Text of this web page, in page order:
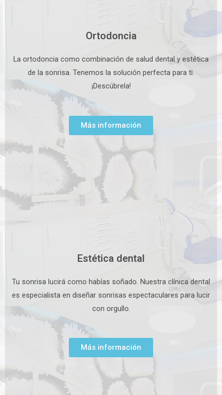
Ortodoncia
La ortodoncia como combinación de salud dental y estética
de la sonrisa. Tenemos la solución perfecta para ti.
¡Descúbrela!
Más información
Estética dental
Tu sonrisa lucirá como habías soñado. Nuestra clínica dental
es especialista en diseñar sonrisas espectaculares para lucir
con orgullo.
Más información